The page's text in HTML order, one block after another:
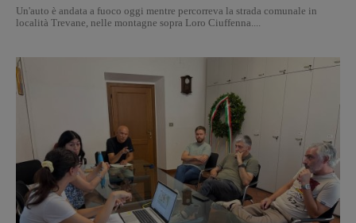
Un'auto è andata a fuoco oggi mentre percorreva la strada comunale in
località Trevane, nelle montagne sopra Loro Ciuffenna....